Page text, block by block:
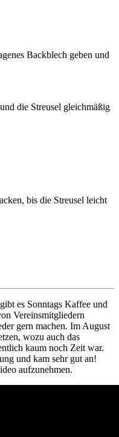
Backblech geben und
die Streusel gleichmäßig
bis die Streusel leicht
es Sonntags Kaffee und
Vereinsmitgliedern
gern machen. Im August
wozu auch das
kaum noch Zeit war.
und kam sehr gut an!
aufzunehmen.